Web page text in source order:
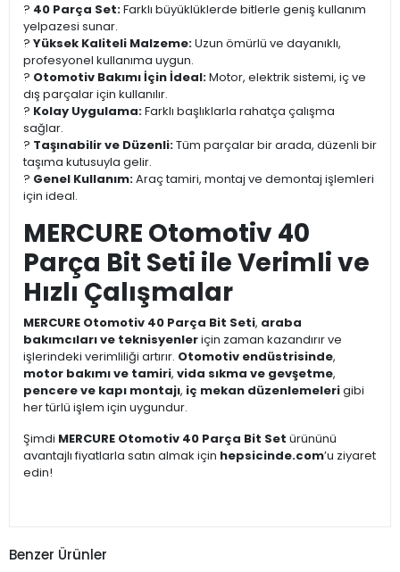
? 40 Parça Set:Farklı büyüklüklerde bitlerle geniş kullanım
yelpazesi sunar.
? Yüksek Kaliteli Malzeme:Uzun ömürlü ve dayanıklı,
profesyonel kullanıma uygun.
? Otomotiv Bakımı İçin İdeal:Motor, elektrik sistemi, iç ve
dış parçalar için kullanılır.
? Kolay Uygulama:Farklı başlıklarla rahatça çalışma
sağlar.
? Taşınabilir ve Düzenli:Tüm parçalar bir arada, düzenli bir
taşıma kutusuyla gelir.
? Genel Kullanım:Araç tamiri, montaj ve demontaj işlemleri
için ideal.
MERCURE Otomotiv 40
Parça Bit Seti ile Verimli ve
Hızlı Çalışmalar
MERCURE Otomotiv 40 Parça Bit Seti, araba
bakımcıları ve teknisyenleriçin zaman kazandırır ve
işlerindeki verimliliği artırır. Otomotiv endüstrisinde,
motor bakımı ve tamiri, vida sıkma ve gevşetme,
pencere ve kapı montajı, iç mekan düzenlemelerigibi
her türlü işlem için uygundur.
Şimdi MERCURE Otomotiv 40 Parça Bit Set ürününü
avantajlı fiyatlarla satın almak için hepsicinde.com’u ziyaret
edin!
Benzer Ürünler